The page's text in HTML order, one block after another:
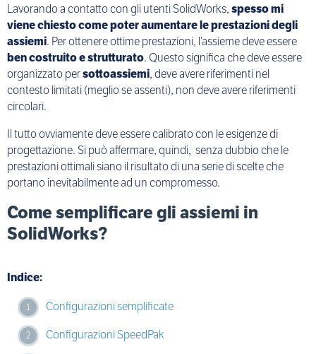
Lavorando a contatto con gli utenti SolidWorks,spesso mi
viene chiesto come poter aumentare le prestazioni degli
assiemi. Per ottenere ottime prestazioni, l’assieme deve essere
ben costruito e strutturato. Questo significa che deve essere
organizzato persottoassiemi, deve avere riferimenti nel
contesto limitati (meglio se assenti), non deve avere riferimenti
circolari.
Il tutto ovviamente deve essere calibrato con le esigenze di
progettazione. Si può affermare, quindi, senza dubbio che le
prestazioni ottimali siano il risultato di una serie di scelte che
portano inevitabilmente ad un compromesso.
Come semplificare gli assiemi in
SolidWorks?
Indice:
Configurazioni semplificate
Configurazioni SpeedPak